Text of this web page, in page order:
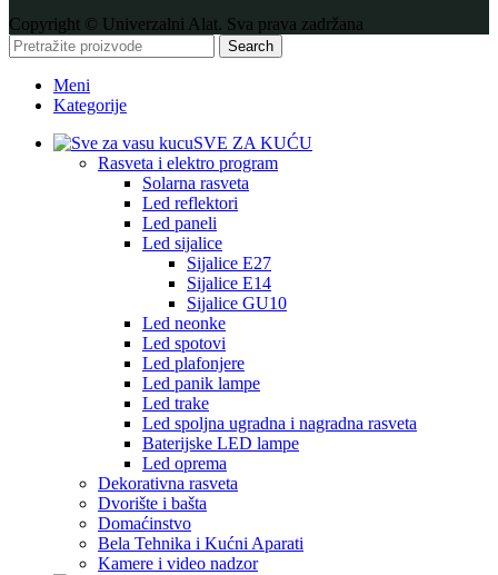
Copyright © Univerzalni Alat. Sva prava zadržana
Search
Meni
Kategorije
SVE ZA KUĆU
Rasveta i elektro program
Solarna rasveta
Led reflektori
Led paneli
Led sijalice
Sijalice E27
Sijalice E14
Sijalice GU10
Led neonke
Led spotovi
Led plafonjere
Led panik lampe
Led trake
Led spoljna ugradna i nagradna rasveta
Baterijske LED lampe
Led oprema
Dekorativna rasveta
Dvorište i bašta
Domaćinstvo
Bela Tehnika i Kućni Aparati
Kamere i video nadzor